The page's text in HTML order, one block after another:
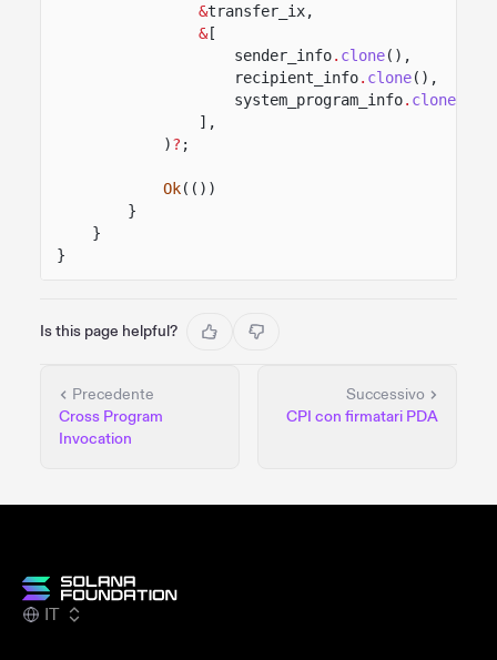
&transfer_ix,
&[
sender_info. clone(),
recipient_info. clone(),
system_program_info. clone
],
)? ;
Ok(())
}
}
}
Is this page helpful?
Precedente
Cross Program
Invocation
Successivo
CPI con firmatari PDA
IT